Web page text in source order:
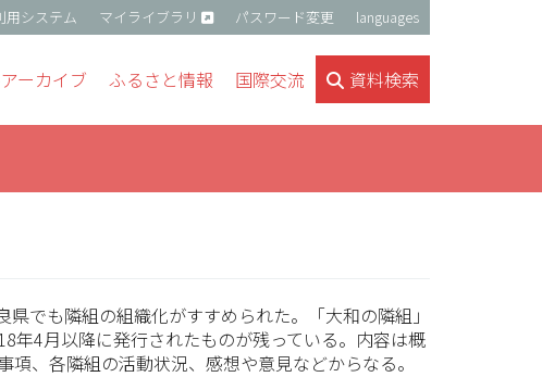
用システム マイライブラリ パスワード変更 languages
ーカイブ ふるさと情報 国際交流 資料検索
でも隣組の組織化がすすめられた。「大和の隣組」
年4月以降に発行されたものが残っている。内容は概
、各隣組の活動状況、感想や意見などからなる。